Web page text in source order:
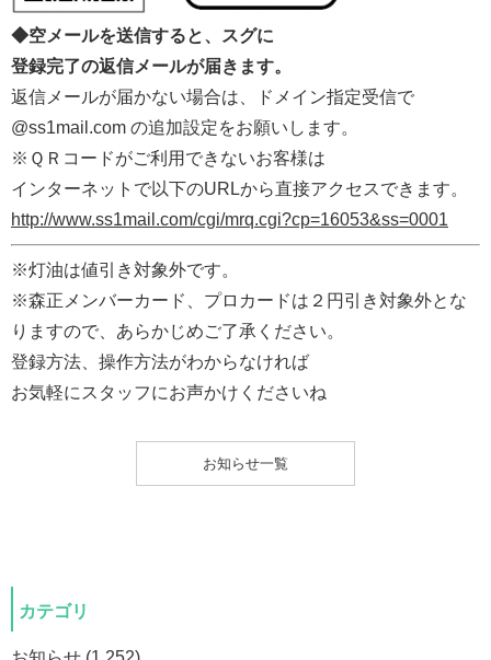
◆空メールを送信すると、スグに
登録完了の返信メールが届きます。
返信メールが届かない場合は、ドメイン指定受信で
@ss1mail.com の追加設定をお願いします。
※ＱＲコードがご利用できないお客様は
インターネットで以下のURLから直接アクセスできます。
http://www.ss1mail.com/cgi/mrq.cgi?cp=16053&ss=0001
※灯油は値引き対象外です。
※森正メンバーカード、プロカードは２円引き対象外とな
りますので、あらかじめご了承ください。
登録方法、操作方法がわからなければ
お気軽にスタッフにお声かけくださいね
お知らせ一覧
カテゴリ